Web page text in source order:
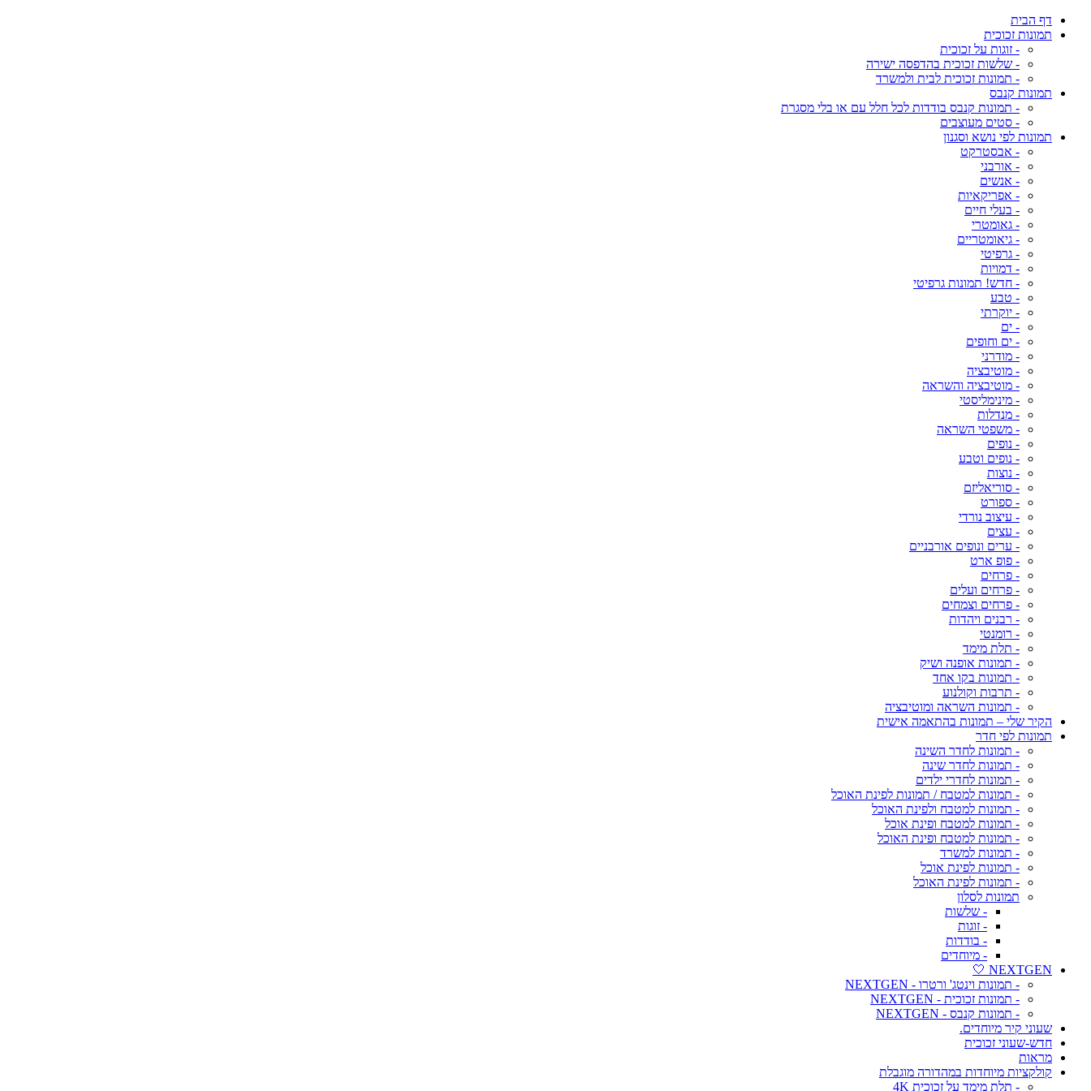
דף הבית
תמונות זכוכית
- זוגות על זכוכית
- שלשות זכוכית בהדפסה ישירה
- תמונות זכוכית לבית ולמשרד
תמונות קנבס
- תמונות קנבס בודדות לכל חלל עם או בלי מסגרת
- סטים מעוצבים
תמונות לפי נושא וסגנון
- אבסטרקט
- אורבני
- אנשים
- אפריקאיות
- בעלי חיים
- גאומטרי
- גיאומטריים
- גרפיטי
- דמויות
- חדש! תמונות גרפיטי
- טבע
- יוקרתי
- ים
- ים וחופים
- מודרני
- מוטיבציה
- מוטיבציה והשראה
- מינימליסטי
- מנדלות
- משפטי השראה
- נופים
- נופים וטבע
- נוצות
- סוריאליזם
- ספורט
- עיצוב נורדי
- עצים
- ערים ונופים אורבניים
- פופ ארט
- פרחים
- פרחים ועלים
- פרחים וצמחים
- רבנים ויהדות
- רומנטי
- תלת מימד
- תמונות אופנה ושיק
- תמונות בקו אחד
- תרבות וקולנוע
- תמונות השראה ומוטיבציה
הקיר שלי – תמונות בהתאמה אישית
תמונות לפי חדר
- תמונות לחדר השינה
- תמונות לחדר שינה
- תמונות לחדרי ילדים
- תמונות למטבח / תמונות לפינת האוכל
- תמונות למטבח ולפינת האוכל
- תמונות למטבח ופינת אוכל
- תמונות למטבח ופינת האוכל
- תמונות למשרד
- תמונות לפינת אוכל
- תמונות לפינת האוכל
תמונות לסלון
- שלשות
- זוגות
- בודדות
- מיוחדים
NEXTGEN 🤍
- תמונות וינטג' ורטרו - NEXTGEN
- תמונות זכוכית - NEXTGEN
- תמונות קנבס - NEXTGEN
שעוני קיר מיוחדים.
חדש-שעוני זכוכית
מראות
קולקציות מיוחדות במהדורה מוגבלת
- תלת מימד על זכוכית 4K